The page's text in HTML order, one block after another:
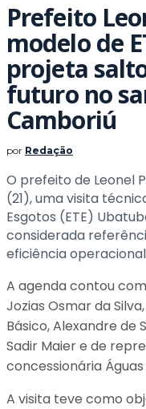
CAMBORIÚ
Prefeito
modelo de
projeta
futuro no
Camboriú
por Redação
O prefeito de Leonel
(21), uma visita
Esgotos (ETE)
considerada
eficiência
A agenda contou
Jozias Osmar da
Básico, Alexandre de
Sadir Maier e de
concessionária
A visita teve como